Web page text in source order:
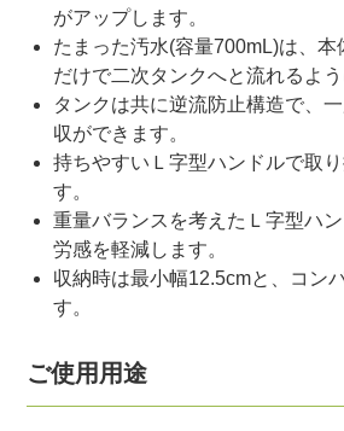
がアップします。
たまった汚水(容量700mL)は、本
だけで二次タンクへと流れるよう
タンクは共に逆流防止構造で、
収ができます。
持ちやすいＬ字型ハンドルで取
す。
重量バランスを考えたＬ字型ハ
労感を軽減します。
収納時は最小幅12.5cmと、コン
す。
ご使用用途